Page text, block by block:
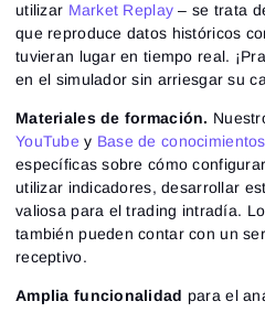
utilizar Market Replay – se trata
que reproduce datos históricos
tuvieran lugar en tiempo real.
en el simulador sin arriesgar su
Materiales de formación.
YouTube y Base de conocimientos
específicas sobre cómo
utilizar indicadores, desarrollar
valiosa para el trading intradía.
también pueden contar con un
receptivo.
Amplia funcionalidad para el